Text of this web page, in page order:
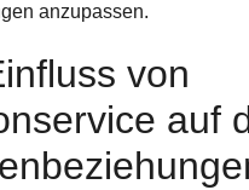
anzupassen.
von
auf